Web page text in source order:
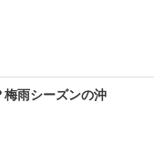
梅雨シーズンの沖